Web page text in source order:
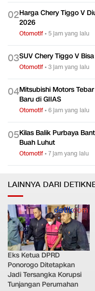
02Harga Chery Tiggo V
2026
Otomotif• 5 jam yang lalu
03SUV Chery Tiggo V
Otomotif•3 jam yang lalu
04Mitsubishi Motors
Baru di GIIAS
Otomotif•6 jam yang lalu
05Kilas Balik Purbaya
Buah Luhut
Otomotif•7 jam yang lalu
LAINNYA DARI
Eks Ketua DPRD
Ponorogo Ditetapkan
Jadi Tersangka Korupsi
Tunjangan Perumahan